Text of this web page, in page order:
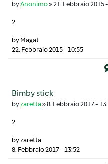
byAnonimo»21. Febbraio 2015
2
by Magat
22. Febbraio 2015 - 10:55
Bimby stick
byzaretta »8. Febbraio 2017 -
2
byzaretta
8. Febbraio 2017 - 13:52